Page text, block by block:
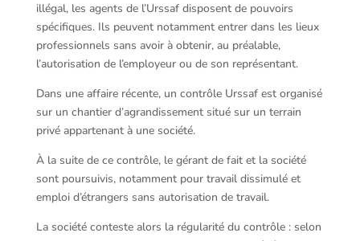
illégal, les agents de l’Urssaf disposent de pouvoirs
spécifiques. Ils peuvent notamment entrer dans les lieux
professionnels sans avoir à obtenir, au préalable,
l’autorisation de l’employeur ou de son représentant.
Dans une affaire récente, un contrôle Urssaf est organisé
sur un chantier d’agrandissement situé sur un terrain
privé appartenant à une société.
À la suite de ce contrôle, le gérant de fait et la société
sont poursuivis, notamment pour travail dissimulé et
emploi d’étrangers sans autorisation de travail.
La société conteste alors la régularité du contrôle : selon